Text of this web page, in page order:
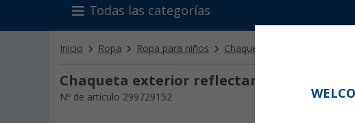
Todas las categorías
Inicio Ropa Ropa para niños Chaquetas Chaqueta
Chaqueta exterior reflectante Regatta
Nº de artículo 299729152